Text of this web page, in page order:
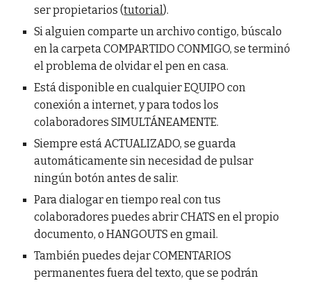
ser propietarios (tutorial).
Si alguien comparte un archivo contigo, búscalo
en la carpeta COMPARTIDO CONMIGO, se terminó
el problema de olvidar el pen en casa.
Está disponible en cualquier EQUIPO con
conexión a internet, y para todos los
colaboradores SIMULTÁNEAMENTE.
Siempre está ACTUALIZADO, se guarda
automáticamente sin necesidad de pulsar
ningún botón antes de salir.
Para dialogar en tiempo real con tus
colaboradores puedes abrir CHATS en el propio
documento, o HANGOUTS en gmail.
También puedes dejar COMENTARIOS
permanentes fuera del texto, que se podrán